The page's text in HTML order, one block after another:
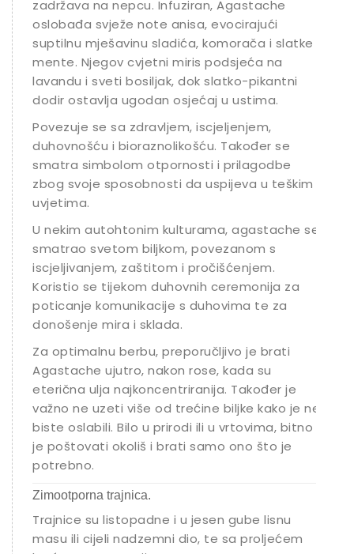
zadržava na nepcu. Infuziran, Agastache
oslobađa svježe note anisa, evocirajući
suptilnu mješavinu sladića, komorača i slatke
mente. Njegov cvjetni miris podsjeća na
lavandu i sveti bosiljak, dok slatko-pikantni
dodir ostavlja ugodan osjećaj u ustima.
Povezuje se sa zdravljem, iscjeljenjem,
duhovnošću i bioraznolikošću. Također se
smatra simbolom otpornosti i prilagodbe
zbog svoje sposobnosti da uspijeva u teškim
uvjetima.
U nekim autohtonim kulturama, agastache se
smatrao svetom biljkom, povezanom s
iscjeljivanjem, zaštitom i pročišćenjem.
Koristio se tijekom duhovnih ceremonija za
poticanje komunikacije s duhovima te za
donošenje mira i sklada.
Za optimalnu berbu, preporučljivo je brati
Agastache ujutro, nakon rose, kada su
eterična ulja najkoncentriranija. Također je
važno ne uzeti više od trećine biljke kako je ne
biste oslabili. Bilo u prirodi ili u vrtovima, bitno
je poštovati okoliš i brati samo ono što je
potrebno.
Zimootporna trajnica.
Trajnice su listopadne i u jesen gube lisnu
masu ili cijeli nadzemni dio, te sa proljećem